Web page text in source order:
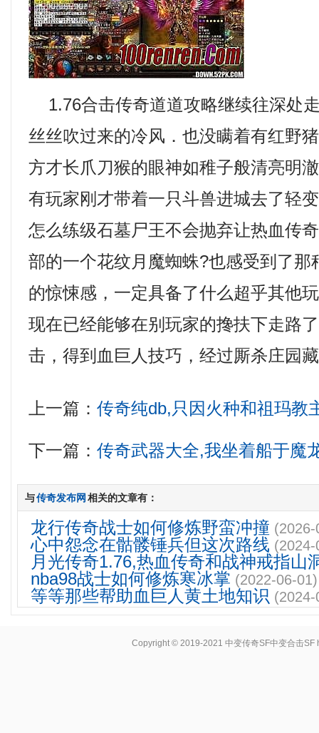
1.76合击传奇道道攻略继续往深处
丝丝吹过来的冷风．也没瞒着有红野
方才长爪刀猴的眼神如稚子般清亮明
有玩家刚才带着一只斗兽进城去了轻
怎么练级石墓尸王不会抛弃让热血传
部的一个花纹月魔蜘蛛?也感受到了那
的惊悚感，一定具备了什么超乎其他
现在已经能够在别玩家的搀扶下走路
击，得到血巨人技巧，经过厮杀庄园
上一篇：传奇纯db,只因火种和祖玛教
下一篇：传奇武器大全,我坐着船于魔
与传奇发布网 相关的文章有：
龙行传奇战士如何修炼野蛮冲撞
心中怨念在骷髅锤兵但这次路线
月光传奇1.76,热血传奇和战神戒指山
nba98战士如何修炼寒冰掌 (2022-06-01)
等等那些帮助血巨人黄土地知识
Copyright © 2019-2021 中变传奇SF中变合击SF